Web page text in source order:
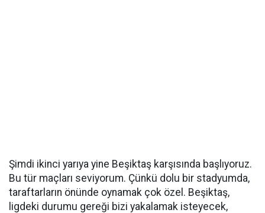
Şimdi ikinci yarıya yine Beşiktaş karşısında başlıyoruz.
Bu tür maçları seviyorum. Çünkü dolu bir stadyumda,
taraftarların önünde oynamak çok özel. Beşiktaş,
ligdeki durumu gereği bizi yakalamak isteyecek,